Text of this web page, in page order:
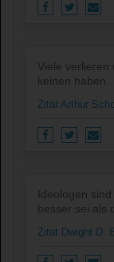
Viele verlieren
keinen haben.
Zitat Arthur
Ideologen
besser sei als
Zitat Dwight D.